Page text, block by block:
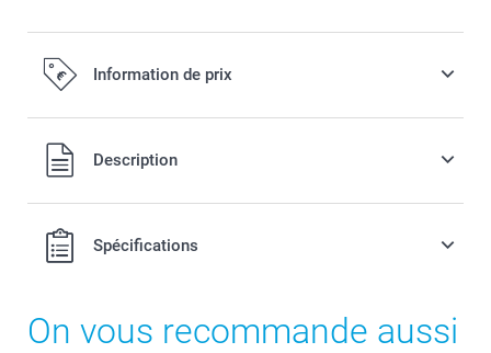
Information de prix
Tous les prix sont en EURO (€), TVA incluse et hors frais de
port.
Description
Spécifications
On vous recommande aussi